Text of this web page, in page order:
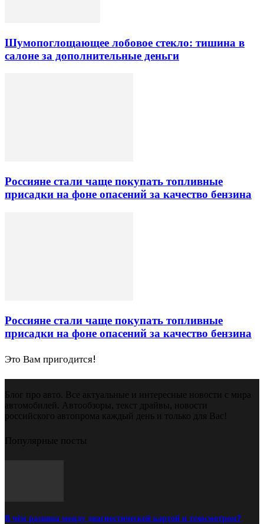
Шумопоглощающее лобовое стекло: тишина в
салоне за дополнительные деньги
Россияне стали чаще покупать топливные
присадки на фоне опасений за качество бензина
Россияне стали чаще покупать топливные
присадки на фоне опасений за качество бензина
Это Вам пригодится!
Блог про авто. Все актуальные и интересные новости с мира
автомобилей. Автообзоры, текст драйвы, новости
российского автопрома каждый день и только для Вас!
Популярные посты
В чём разница между диагностической картой и техосмотром?